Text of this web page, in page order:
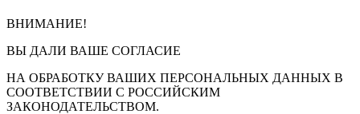
ВНИМАНИЕ!
ВЫ ДАЛИ ВАШЕ СОГЛАСИЕ
НА ОБРАБОТКУ ВАШИХ ПЕРСОНАЛЬНЫХ ДАННЫХ В
СООТВЕТСТВИИ С РОССИЙСКИМ
ЗАКОНОДАТЕЛЬСТВОМ.